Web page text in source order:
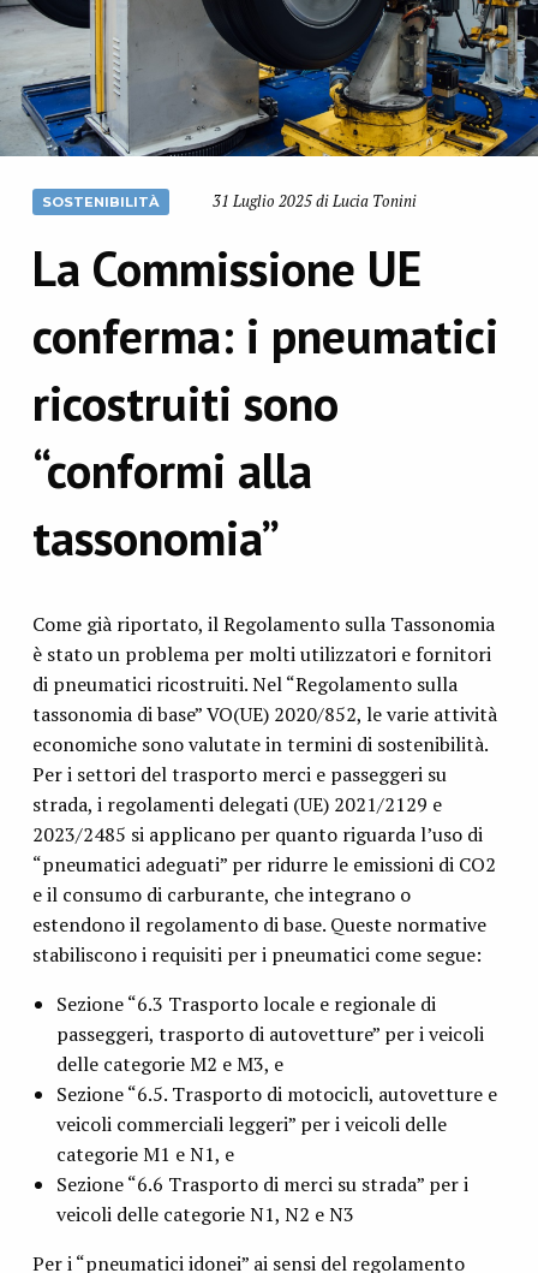
SOSTENIBILITÀ 31 Luglio 2025 di Lucia Tonini
La Commissione UE
conferma: i pneumatici
ricostruiti sono
“conformi alla
tassonomia”
Come già riportato, il Regolamento sulla Tassonomia
è stato un problema per molti utilizzatori e fornitori
di pneumatici ricostruiti. Nel “Regolamento sulla
tassonomia di base” VO(UE) 2020/852, le varie attività
economiche sono valutate in termini di sostenibilità.
Per i settori del trasporto merci e passeggeri su
strada, i regolamenti delegati (UE) 2021/2129 e
2023/2485 si applicano per quanto riguarda l’uso di
“pneumatici adeguati” per ridurre le emissioni di CO2
e il consumo di carburante, che integrano o
estendono il regolamento di base. Queste normative
stabiliscono i requisiti per i pneumatici come segue:
Sezione “6.3 Trasporto locale e regionale di
passeggeri, trasporto di autovetture” per i veicoli
delle categorie M2 e M3, e
Sezione “6.5. Trasporto di motocicli, autovetture e
veicoli commerciali leggeri” per i veicoli delle
categorie M1 e N1, e
Sezione “6.6 Trasporto di merci su strada” per i
veicoli delle categorie N1, N2 e N3
Per i “pneumatici idonei” ai sensi del regolamento